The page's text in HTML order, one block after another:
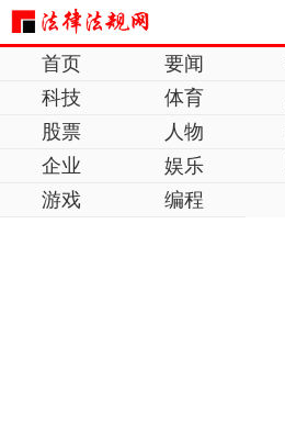
首页
要闻
科技
体育
股票
人物
企业
娱乐
游戏
编程